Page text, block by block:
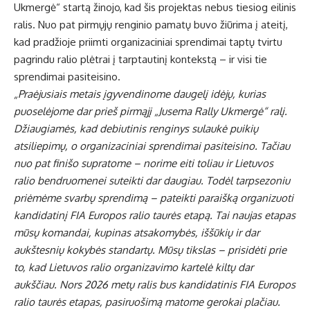
Ukmergė“ startą žinojo, kad šis projektas nebus tiesiog eilinis
ralis. Nuo pat pirmųjų renginio pamatų buvo žiūrima į ateitį,
kad pradžioje priimti organizaciniai sprendimai taptų tvirtu
pagrindu ralio plėtrai į tarptautinį kontekstą – ir visi tie
sprendimai pasiteisino.
„Praėjusiais metais įgyvendinome daugelį idėjų, kurias
puoselėjome dar prieš pirmąjį „Jusema Rally Ukmergė“ ralį.
Džiaugiamės, kad debiutinis renginys sulaukė puikių
atsiliepimų, o organizaciniai sprendimai pasiteisino. Tačiau
nuo pat finišo supratome – norime eiti toliau ir Lietuvos
ralio bendruomenei suteikti dar daugiau. Todėl tarpsezoniu
priėmėme svarbų sprendimą – pateikti paraišką organizuoti
kandidatinį FIA Europos ralio taurės etapą. Tai naujas etapas
mūsų komandai, kupinas atsakomybės, iššūkių ir dar
aukštesnių kokybės standartų. Mūsų tikslas – prisidėti prie
to, kad Lietuvos ralio organizavimo kartelė kiltų dar
aukščiau. Nors 2026 metų ralis bus kandidatinis FIA Europos
ralio taurės etapas, pasiruošimą matome gerokai plačiau.